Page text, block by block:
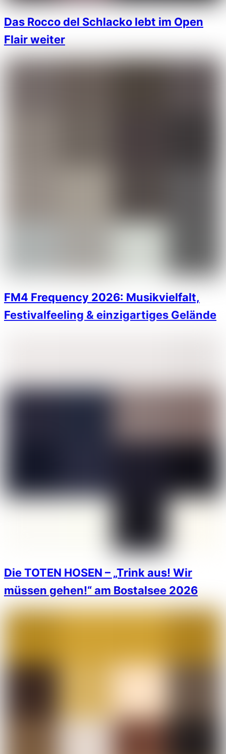
Das Rocco del Schlacko lebt im Open
Flair weiter
FM4 Frequency 2026: Musikvielfalt,
Festivalfeeling & einzigartiges Gelände
Die TOTEN HOSEN – „Trink aus! Wir
müssen gehen!“ am Bostalsee 2026